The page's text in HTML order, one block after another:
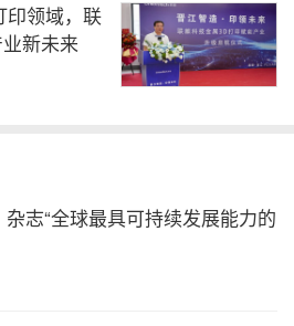
印领域，联
新未来
志“全球最具可持续发展能力的